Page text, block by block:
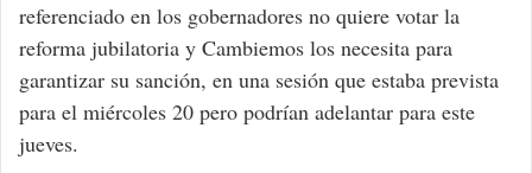
referenciado en los gobernadores no quiere votar la
reforma jubilatoria y Cambiemos los necesita para
garantizar su sanción, en una sesión que estaba prevista
para el miércoles 20 pero podrían adelantar para este
jueves.